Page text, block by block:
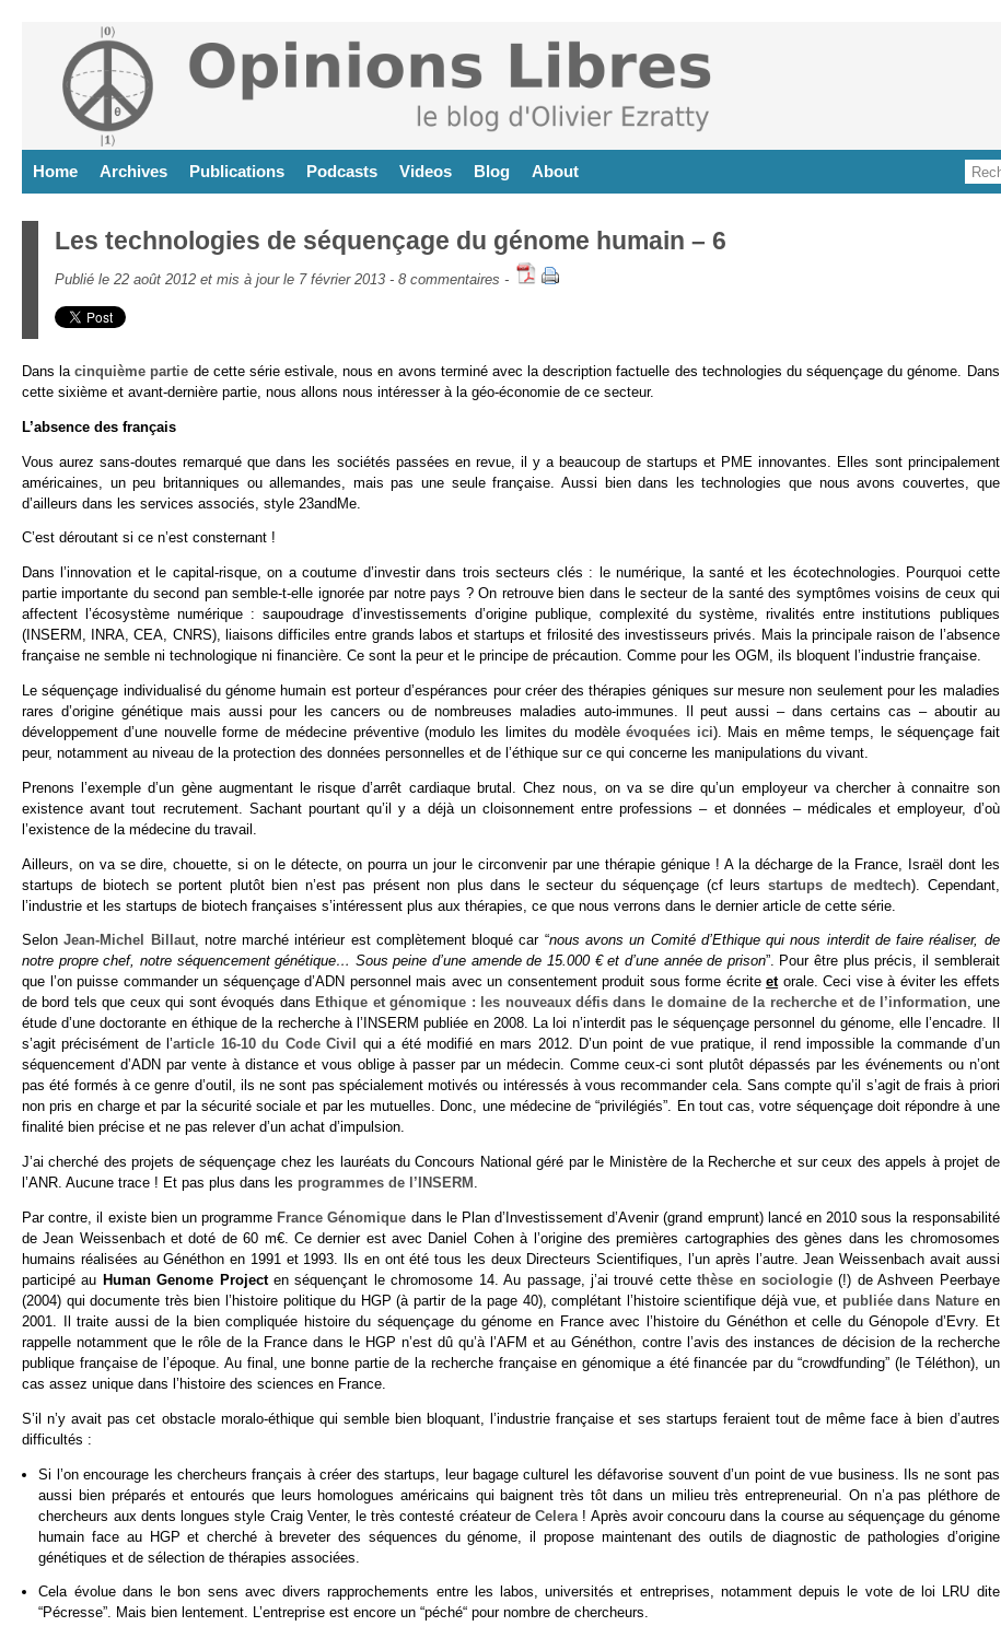
Home Archives Publications Podcasts Videos Blog About
Les technologies de séquençage du génome humain – 6
Publié le 22 août 2012 et mis à jour le 7 février 2013 - 8 commentaires -
Dans lacinquième partie de cette série estivale, nous en avons terminé avec la description factuelle des technologies du séquençage du génome. Dans
cette sixième et avant-dernière partie, nous allons nous intéresser à la géo-économie de ce secteur.
L’absence des français
Vous aurez sans-doutes remarqué que dans les sociétés passées en revue, il y a beaucoup de startups et PME innovantes. Elles sont principalement
américaines, un peu britanniques ou allemandes, mais pas une seule française. Aussi bien dans les technologies que nous avons couvertes, que
d’ailleurs dans les services associés, style 23andMe.
C’est déroutant si ce n’est consternant !
Dans l’innovation et le capital-risque, on a coutume d’investir dans trois secteurs clés : le numérique, la santé et les écotechnologies. Pourquoi cette
partie importante du second pan semble-t-elle ignorée par notre pays ? On retrouve bien dans le secteur de la santé des symptômes voisins de ceux qui
affectent l’écosystème numérique : saupoudrage d’investissements d’origine publique, complexité du système, rivalités entre institutions publiques
(INSERM, INRA, CEA, CNRS), liaisons difficiles entre grands labos et startups et frilosité des investisseurs privés. Mais la principale raison de l’absence
française ne semble ni technologique ni financière. Ce sont la peur et le principe de précaution. Comme pour les OGM, ils bloquent l’industrie française.
Le séquençage individualisé du génome humain est porteur d’espérances pour créer des thérapies géniques sur mesure non seulement pour les maladies
rares d’origine génétique mais aussi pour les cancers ou de nombreuses maladies auto-immunes. Il peut aussi – dans certains cas – aboutir au
développement d’une nouvelle forme de médecine préventive (modulo les limites du modèleévoquées ici). Mais en même temps, le séquençage fait
peur, notamment au niveau de la protection des données personnelles et de l’éthique sur ce qui concerne les manipulations du vivant.
Prenons l’exemple d’un gène augmentant le risque d’arrêt cardiaque brutal. Chez nous, on va se dire qu’un employeur va chercher à connaitre son
existence avant tout recrutement. Sachant pourtant qu’il y a déjà un cloisonnement entre professions – et données – médicales et employeur, d’où
l’existence de la médecine du travail.
Ailleurs, on va se dire, chouette, si on le détecte, on pourra un jour le circonvenir par une thérapie génique ! A la décharge de la France, Israël dont les
startups de biotech se portent plutôt bien n’est pas présent non plus dans le secteur du séquençage (cf leursstartups de medtech). Cependant,
l’industrie et les startups de biotech françaises s’intéressent plus aux thérapies, ce que nous verrons dans le dernier article de cette série.
SelonJean-Michel Billaut, notre marché intérieur est complètement bloqué car “nous avons un Comité d’Ethique qui nous interdit de faire réaliser, de
notre propre chef, notre séquencement génétique… Sous peine d’une amende de 15.000 € et d’une année de prison”. Pour être plus précis, il semblerait
que l’on puisse commander un séquençage d’ADN personnel mais avec un consentement produit sous forme écriteet orale. Ceci vise à éviter les effets
de bord tels que ceux qui sont évoqués dans Ethique et génomique : les nouveaux défis dans le domaine de la recherche et de l’information, une
étude d’une doctorante en éthique de la recherche à l’INSERM publiée en 2008. La loi n’interdit pas le séquençage personnel du génome, elle l’encadre. Il
s’agit précisément de l’article 16-10 du Code Civil
qui a été modifié en mars 2012. D’un point de vue pratique, il rend impossible la commande d’un
séquencement d’ADN par vente à distance et vous oblige à passer par un médecin. Comme ceux-ci sont plutôt dépassés par les événements ou n’ont
pas été formés à ce genre d’outil, ils ne sont pas spécialement motivés ou intéressés à vous recommander cela. Sans compte qu’il s’agit de frais à priori
non pris en charge et par la sécurité sociale et par les mutuelles. Donc, une médecine de “privilégiés”. En tout cas, votre séquençage doit répondre à une
finalité bien précise et ne pas relever d’un achat d’impulsion.
J’ai cherché des projets de séquençage chez les lauréats du Concours National géré par le Ministère de la Recherche et sur ceux des appels à projet de
l’ANR. Aucune trace ! Et pas plus dans les programmes de l’INSERM .
Par contre, il existe bien un programme France Génomique dans le Plan d’Investissement d’Avenir (grand emprunt) lancé en 2010 sous la responsabilité
de Jean Weissenbach et doté de 60 m€. Ce dernier est avec Daniel Cohen à l’origine des premières cartographies des gènes dans les chromosomes
humains réalisées au Généthon en 1991 et 1993. Ils en ont été tous les deux Directeurs Scientifiques, l’un après l’autre. Jean Weissenbach avait aussi
participé au Human Genome Projecten séquençant le chromosome 14. Au passage, j’ai trouvé cettethèse en sociologie (!) de Ashveen Peerbaye
(2004) qui documente très bien l’histoire politique du HGP (à partir de la page 40), complétant l’histoire scientifique déjà vue, et publiée dans Nature en
2001. Il traite aussi de la bien compliquée histoire du séquençage du génome en France avec l’histoire du Généthon et celle du Génopole d’Evry. Et
rappelle notamment que le rôle de la France dans le HGP n’est dû qu’à l’AFM et au Généthon, contre l’avis des instances de décision de la recherche
publique française de l’époque. Au final, une bonne partie de la recherche française en génomique a été financée par du “crowdfunding” (le Téléthon), un
cas assez unique dans l’histoire des sciences en France.
S’il n’y avait pas cet obstacle moralo-éthique qui semble bien bloquant, l’industrie française et ses startups feraient tout de même face à bien d’autres
difficultés :
Si l’on encourage les chercheurs français à créer des startups, leur bagage culturel les défavorise souvent d’un point de vue business. Ils ne sont pas
aussi bien préparés et entourés que leurs homologues américains qui baignent très tôt dans un milieu très entrepreneurial. On n’a pas pléthore de
chercheurs aux dents longues style Craig Venter, le très contesté créateur deCelera ! Après avoir concouru dans la course au séquençage du génome
humain face au HGP et cherché à breveter des séquences du génome, il propose maintenant des outils de diagnostic de pathologies d’origine
génétiques et de sélection de thérapies associées.
Cela évolue dans le bon sens avec divers rapprochements entre les labos, universités et entreprises, notamment depuis le vote de loi LRU dite
“Pécresse”. Mais bien lentement. L’entreprise est encore un “péché“ pour nombre de chercheurs.